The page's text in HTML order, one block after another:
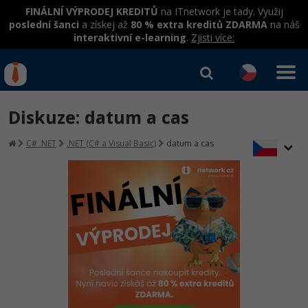
FINÁLNÍ VÝPRODEJ KREDITŮ na ITnetwork je tady. Využij
poslední šanci a získej až 80 % extra kreditů ZDARMAna náš
interaktivní e-learning. Zjisti více:
hrazené úřadem práce
Umělá inteligence v praxi
Datová analýza v praxi
Školení
Základy programování
Objektové programování - OOP
Umělá inteligence
Školení dle technologií
C# .NET
Kurzy IT profesí
Junior programátor
Programátor WWW aplikací
Senior programátor
Front-end developer
Kurzy programování
Jak začít?
-80%
C#.NET -80%
Přihlásit se|Registrovat
Diskuze: datum a cas
C# .NET .NET (C# a Visual Basic) datum a cas